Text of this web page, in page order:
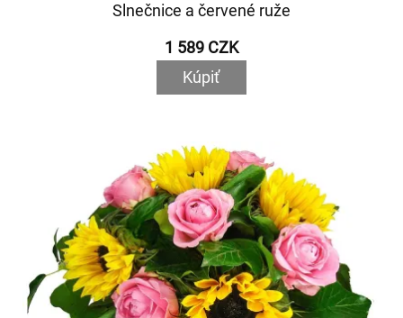
Slnečnice a červené ruže
1 589 CZK
Kúpiť